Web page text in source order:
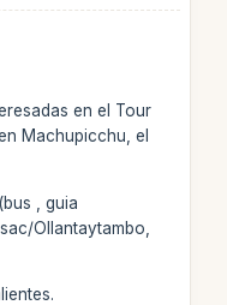
en el Tour
Machupicchu, el
, guia
Ollantaytambo,